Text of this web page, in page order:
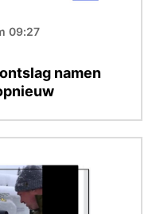
09:27
namen